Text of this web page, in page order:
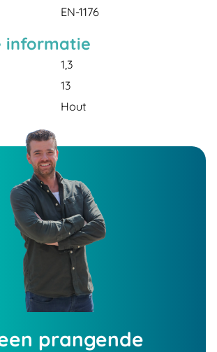
EN-1176
informatie
1,3
13
Hout
prangende